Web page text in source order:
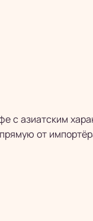
с азиатским
от